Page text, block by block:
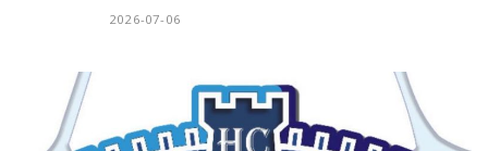
2026-07-06